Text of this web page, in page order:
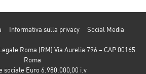
Informativa sulla privacy
Social Media
Roma (RM) Via Aurelia 796 – CAP 00165
Roma
sociale Euro 6.980.000,00 i.v